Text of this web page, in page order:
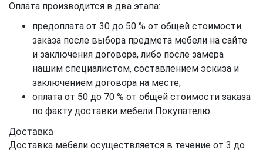
Оплата производится в два этапа:
предоплата от 30 до 50 % от общей стоимости
заказа после выбора предмета мебели на сайте
и заключения договора, либо после замера
нашим специалистом, составлением эскиза и
заключением договора на месте;
оплата от 50 до 70 % от общей стоимости заказа
по факту доставки мебели Покупателю.
Доставка
Доставка мебели осуществляется в течение от 3 до